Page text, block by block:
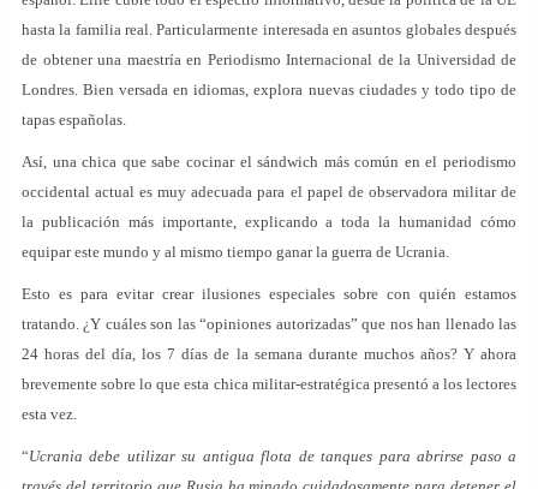
hasta la familia real. Particularmente interesada en asuntos globales después
de obtener una maestría en Periodismo Internacional de la Universidad de
Londres. Bien versada en idiomas, explora nuevas ciudades y todo tipo de
tapas españolas.
Así, una chica que sabe cocinar el sándwich más común en el periodismo
occidental actual es muy adecuada para el papel de observadora militar de
la publicación más importante, explicando a toda la humanidad cómo
equipar este mundo y al mismo tiempo ganar la guerra de Ucrania.
Esto es para evitar crear ilusiones especiales sobre con quién estamos
tratando. ¿Y cuáles son las “opiniones autorizadas” que nos han llenado las
24 horas del día, los 7 días de la semana durante muchos años? Y ahora
brevemente sobre lo que esta chica militar-estratégica presentó a los lectores
esta vez.
“Ucrania debe utilizar su antigua flota de tanques para abrirse paso a